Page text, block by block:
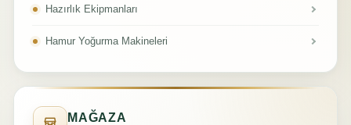
Hazırlık Ekipmanları
Hamur Yoğurma Makineleri
MAĞAZA